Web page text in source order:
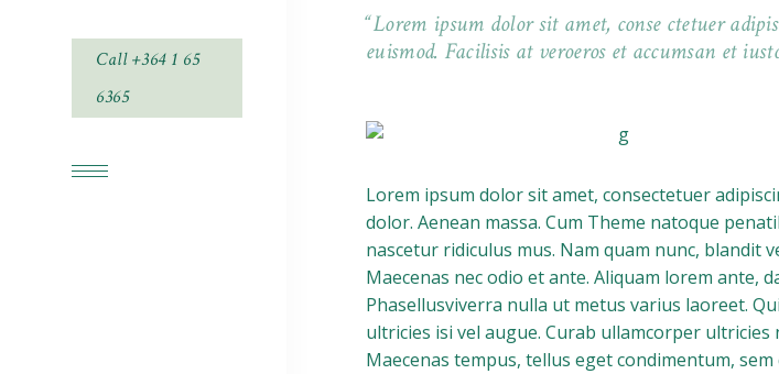
Call +364 1 65
6365
Lorem ipsum dolor sit amet, conse ctetuer
euismod. Facilisis at veroeros et accumsan et
Lorem ipsum dolor sit amet, consectetuer
dolor. Aenean massa. Cum Theme natoque
nascetur ridiculus mus. Nam quam nunc, blandit
Maecenas nec odio et ante. Aliquam lorem ante,
Phasellusviverra nulla ut metus varius laoreet.
ultricies isi vel augue. Curab ullamcorper ultricies
Maecenas tempus, tellus eget condimentum,